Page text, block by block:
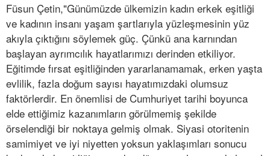
Füsun Çetin,"Günümüzde ülkemizin kadın erkek eşitliği
ve kadının insanı yaşam şartlarıyla yüzleşmesinin yüz
akıyla çıktığını söylemek güç. Çünkü ana karnından
başlayan ayrımcılık hayatlarımızı derinden etkiliyor.
Eğitimde fırsat eşitliğinden yararlanamamak, erken yaşta
evlilik, fazla doğum sayısı hayatımızdaki olumsuz
faktörlerdir. En önemlisi de Cumhuriyet tarihi boyunca
elde ettiğimiz kazanımların görülmemiş şekilde
örselendiği bir noktaya gelmiş olmak. Siyasi otoritenin
samimiyet ve iyi niyetten yoksun yaklaşımları sonucu